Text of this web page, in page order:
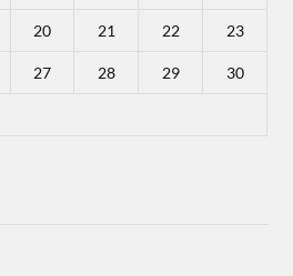
20 21 22 23
27 28 29 30